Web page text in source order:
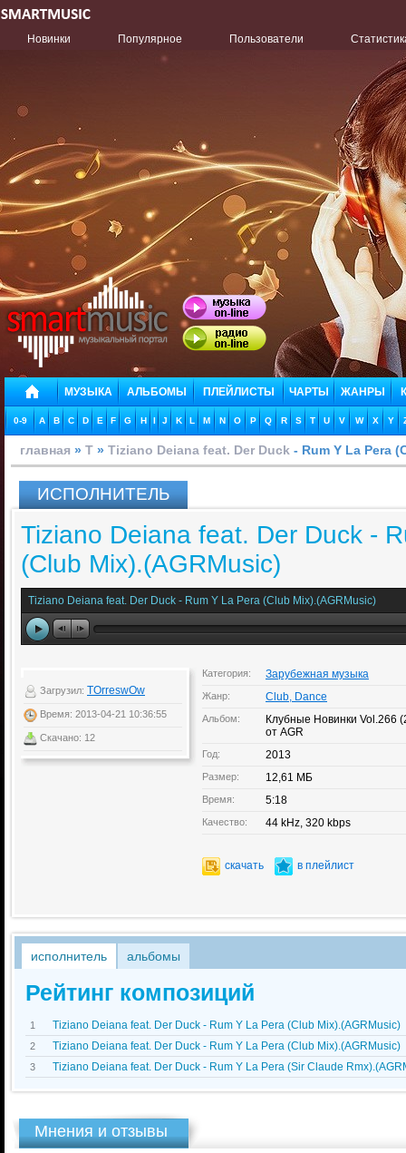
Новинки Популярное Пользователи
МУЗЫКА АЛЬБОМЫ ПЛЕЙЛИСТЫ ЧАРТЫ ЖАНРЫ
0-9 A B C D E F G H I J K L M N O P Q R S T U V W X Y
главная » T » Tiziano Deiana feat. Der Duck - Rum Y La Pera
ИСПОЛНИТЕЛЬ
Tiziano Deiana feat. Der Duck -
(Club Mix).(AGRMusic)
Tiziano Deiana feat. Der Duck - Rum Y La Pera (Club Mix).(AGRMusic)
Загрузил: TOrreswOw
Время: 2013-04-21 10:36:55
Скачано: 12
Категория: Зарубежная музыка
Жанр: Club, Dance
Альбом:
Клубные Новинки Vol.266
от AGR
Год: 2013
Размер: 12,61 МБ
Время: 5:18
Качество: 44 kHz, 320 kbps
скачать в плейлист
исполнитель альбомы
Рейтинг композиций
1 Tiziano Deiana feat. Der Duck - Rum Y La Pera (Club Mix).(AGRMusic)
2 Tiziano Deiana feat. Der Duck - Rum Y La Pera (Club Mix).(AGRMusic)
3 Tiziano Deiana feat. Der Duck - Rum Y La Pera (Sir Claude
Мнения и отзывы